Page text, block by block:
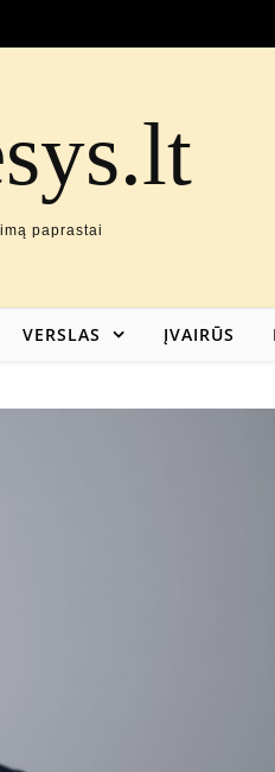
paprastai
VERSLAS ĮVAIRŪS